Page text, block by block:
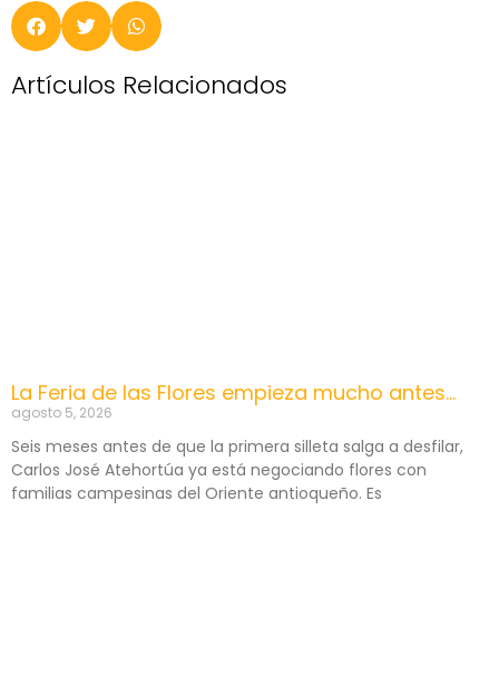
Artículos Relacionados
La Feria de las Flores empieza mucho antes…
agosto 5, 2026
Seis meses antes de que la primera silleta salga a desfilar,
Carlos José Atehortúa ya está negociando flores con
familias campesinas del Oriente antioqueño. Es